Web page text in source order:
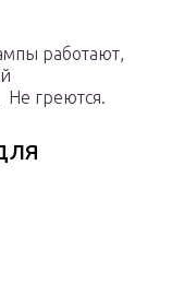
работают,
греются.